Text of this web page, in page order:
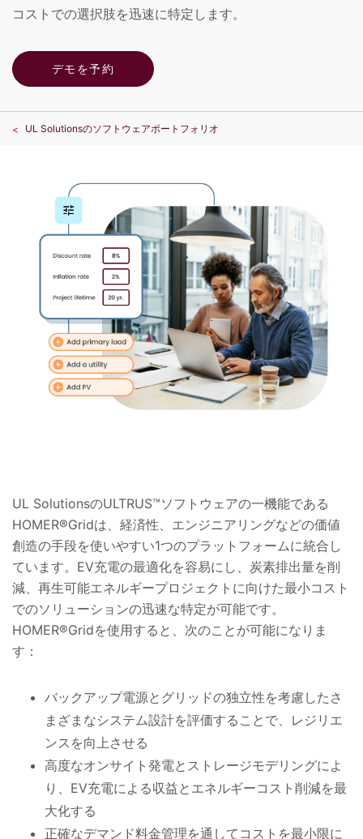
コストでの選択肢を迅速に特定します。
デモを予約
UL Solutionsのソフトウェアポートフォリオ
UL SolutionsのULTRUS™ソフトウェアの一機能である
HOMER®Gridは、経済性、エンジニアリングなどの価値
創造の手段を使いやすい1つのプラットフォームに統合し
ています。EV充電の最適化を容易にし、炭素排出量を削
減、再生可能エネルギープロジェクトに向けた最小コスト
でのソリューションの迅速な特定が可能です。
HOMER®Gridを使用すると、次のことが可能になりま
す：
バックアップ電源とグリッドの独立性を考慮したさ
まざまなシステム設計を評価することで、レジリエ
ンスを向上させる
高度なオンサイト発電とストレージモデリングによ
り、EV充電による収益とエネルギーコスト削減を最
大化する
正確なデマンド料金管理を通してコストを最小限に